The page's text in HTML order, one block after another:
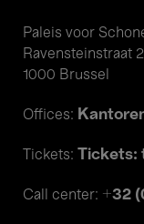
Paleis voor
Ravensteinstraat
1000 Brussel
Offices:
Tickets: Tickets:
Call center: +32